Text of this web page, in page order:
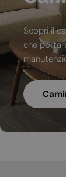
Scopri il
che